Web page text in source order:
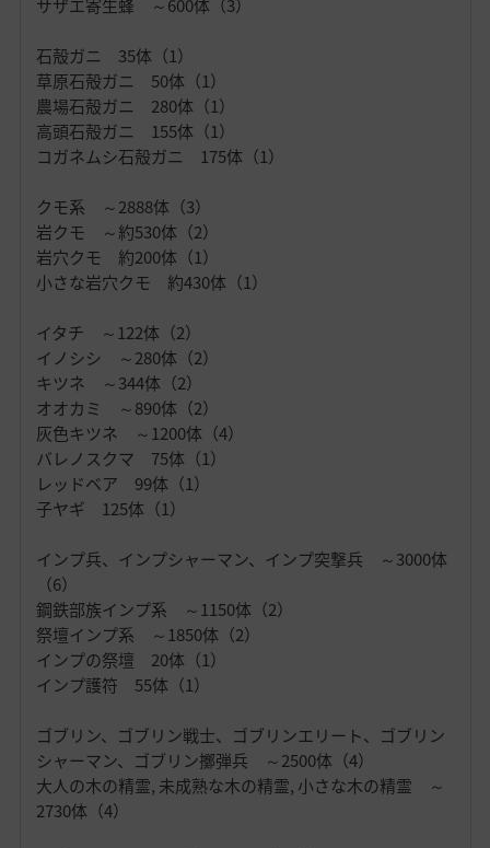
サザエ寄生蜂 ～600体（3）
石殻ガニ 35体（1）
草原石殻ガニ 50体（1）
農場石殻ガニ 280体（1）
高頭石殻ガニ 155体（1）
コガネムシ石殻ガニ 175体（1）
クモ系 ～2888体（3）
岩クモ ～約530体（2）
岩穴クモ 約200体（1）
小さな岩穴クモ 約430体（1）
イタチ ～122体（2）
イノシシ ～280体（2）
キツネ ～344体（2）
オオカミ ～890体（2）
灰色キツネ ～1200体（4）
バレノスクマ 75体（1）
レッドベア 99体（1）
子ヤギ 125体（1）
インプ兵、インプシャーマン、インプ突撃兵 ～3000体
（6）
鋼鉄部族インプ系 ～1150体（2）
祭壇インプ系 ～1850体（2）
インプの祭壇 20体（1）
インプ護符 55体（1）
ゴブリン、ゴブリン戦士、ゴブリンエリート、ゴブリン
シャーマン、ゴブリン擲弾兵 ～2500体（4）
大人の木の精霊, 未成熟な木の精霊, 小さな木の精霊 ～
2730体（4）